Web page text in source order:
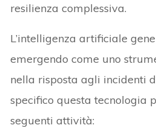
resilienza complessiva.
L’intelligenza artificiale
emergendo come uno
nella risposta agli incidenti
specifico questa tecnologia
seguenti attività: